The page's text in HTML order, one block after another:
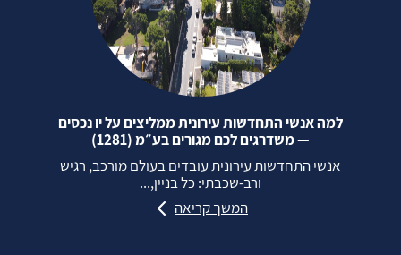
למה אנשי התחדשות עירונית ממליצים על יו נכסים
— משדרגים לכם מגורים בע״מ (1281)
אנשי התחדשות עירונית עובדים בעולם מורכב, רגיש
ורב‑שכבתי: כל בניין,...
המשך קריאה